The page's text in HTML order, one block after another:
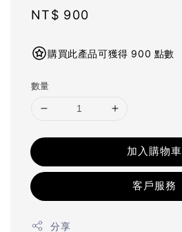
Regular
NT$ 900
購買此產品可獲得 900 點數
數量
加入購物車
客戶服務
分享